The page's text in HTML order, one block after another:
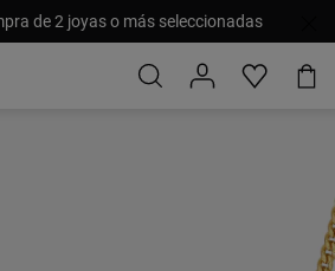
de 2 joyas o más seleccionadas